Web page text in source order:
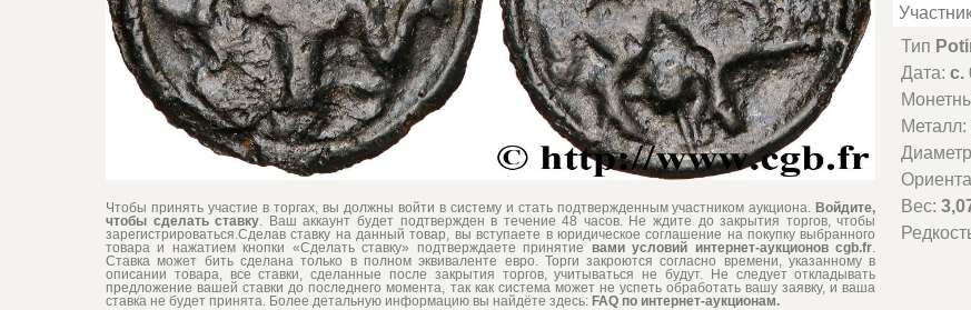
Чтобы принять участие в торгах, вы должны войти в систему и стать подтвержденным участником аукциона.Войдите,
чтобы сделать ставку. Ваш аккаунт будет подтвержден в течение 48 часов. Не ждите до закрытия торгов, чтобы
зарегистрироваться.Сделав ставку на данный товар, вы вступаете в юридическое соглашение на покупку выбранного
товара и нажатием кнопки «Сделать ставку» подтверждаете принятие
вами условий интернет-аукционов cgb.fr.
Ставка может бить сделана только в полном эквиваленте евро. Торги закроются согласно времени, указанному в
описании товара, все ставки, сделанные после закрытия торгов, учитываться не будут. Не следует откладывать
предложение вашей ставки до последнего момента, так как система может не успеть обработать вашу заявку, и ваша
ставка не будет принята. Более детальную информацию вы найдёте здесь: FAQ по интернет-аукционам.
Тип
Дата:c.
Металл:
Вес: